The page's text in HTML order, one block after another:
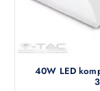
40W LED